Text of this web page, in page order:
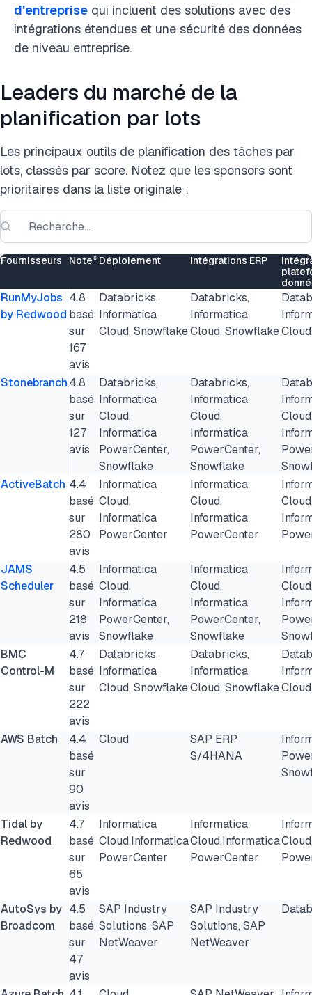
d'entreprise qui incluent des solutions avec des
intégrations étendues et une sécurité des données
de niveau entreprise.
Leaders du marché de la
planification par lots
Les principaux outils de planification des tâches par
lots, classés par score. Notez que les sponsors sont
prioritaires dans la liste originale :
Fournisseurs Note* Déploiement Intégrations ERP
RunMyJobs
by Redwood
4.8
basé
sur
167
avis
Databricks,
Informatica
Cloud, Snowflake
Databricks,
Informatica
Cloud, Snowflake
Stonebranch4.8
basé
sur
127
avis
Databricks,
Informatica
Cloud,
Informatica
PowerCenter,
Snowflake
Databricks,
Informatica
Cloud,
Informatica
PowerCenter,
Snowflake
ActiveBatch 4.4
basé
sur
280
avis
Informatica
Cloud,
Informatica
PowerCenter
Informatica
Cloud,
Informatica
PowerCenter
JAMS
Scheduler
4.5
basé
sur
218
avis
Informatica
Cloud,
Informatica
PowerCenter,
Snowflake
Informatica
Cloud,
Informatica
PowerCenter,
Snowflake
BMC
Control-M
4.7
basé
sur
222
avis
Databricks,
Informatica
Cloud, Snowflake
Databricks,
Informatica
Cloud, Snowflake
AWS Batch
4.4
basé
sur
90
avis
Cloud
SAP ERP
S/4HANA
Tidal by
Redwood
4.7
basé
sur
65
avis
Informatica
Cloud,Informatica
PowerCenter
Informatica
Cloud,Informatica
PowerCenter
AutoSys by
Broadcom
4.5
basé
sur
47
avis
SAP Industry
Solutions, SAP
NetWeaver
SAP Industry
Solutions, SAP
NetWeaver